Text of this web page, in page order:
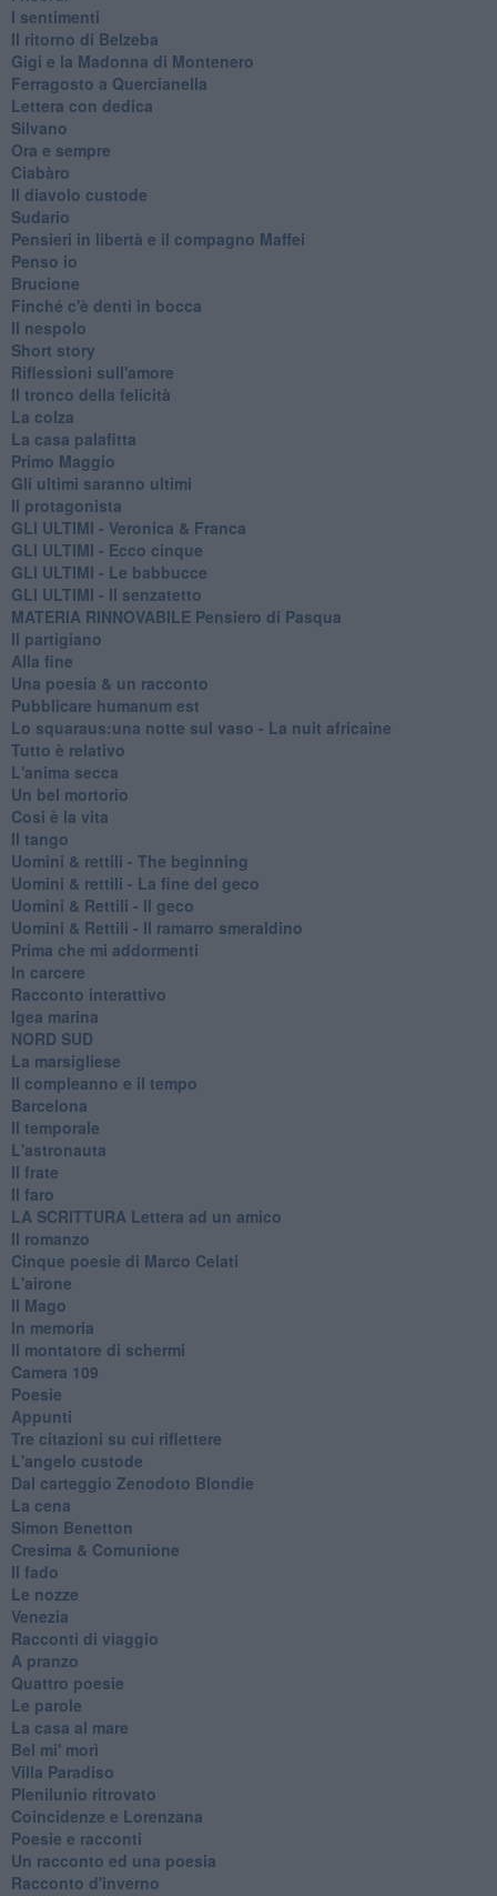
I sentimenti
Il ritorno di Belzeba
Gigi e la Madonna di Montenero
Ferragosto a Quercianella
Lettera con dedica
Silvano
Ora e sempre
Ciabàro
Il diavolo custode
Sudario
Pensieri in libertà e il compagno Maffei
Penso io
Brucione
Finché c'è denti in bocca
Il nespolo
Short story
Riflessioni sull'amore
Il tronco della felicità
La colza
La casa palafitta
Primo Maggio
Gli ultimi saranno ultimi
Il protagonista
GLI ULTIMI - Veronica & Franca
GLI ULTIMI - Ecco cinque
GLI ULTIMI - Le babbucce
GLI ULTIMI - Il senzatetto
MATERIA RINNOVABILE Pensiero di Pasqua
Il partigiano
Alla fine
Una poesia & un racconto
Pubblicare humanum est
Lo squaraus:una notte sul vaso - La nuit africaine
Tutto è relativo
L'anima secca
Un bel mortorio
Cosi è la vita
Il tango
​Uomini & rettili - The beginning
​Uomini & rettili - La fine del geco
Uomini & Rettili - Il geco
Uomini & Rettili - Il ramarro smeraldino
Prima che mi addormenti
In carcere
Racconto interattivo
Igea marina
​NORD SUD
La marsigliese
Il compleanno e il tempo
Barcelona
Il temporale
L'astronauta
Il frate
Il faro
​LA SCRITTURA Lettera ad un amico
Il romanzo
Cinque poesie di Marco Celati
L'airone
Il Mago
In memoria
Il montatore di schermi
Camera 109
Poesie
Appunti
Tre citazioni su cui riflettere
L'angelo custode
Dal carteggio Zenodoto Blondie
La cena
Simon Benetton
Cresima & Comunione
Il fado
Le nozze
Venezia
Racconti di viaggio
A pranzo
Quattro poesie
Le parole
La casa al mare
Bel mi' morì
Villa Paradiso
Plenilunio ritrovato
Coincidenze e Lorenzana
Poesie e racconti
Un racconto ed una poesia
Racconto d'inverno